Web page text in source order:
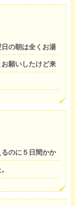
の朝は全くお湯
願いしたけど来
のに５日間かか